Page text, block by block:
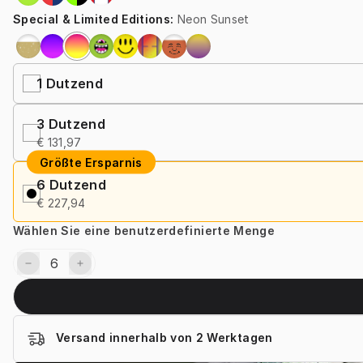
Special & Limited Editions: Neon Sunset
1 Dutzend
3 Dutzend
€ 131,97
Größte Ersparnis
6 Dutzend
€ 227,94
Wählen Sie eine benutzerdefinierte Menge
Versand innerhalb von 2 Werktagen